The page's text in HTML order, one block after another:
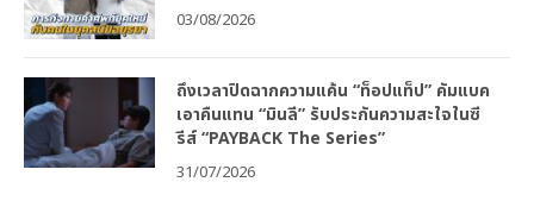
03/08/2026
ถึงเวลาปิดฉากความแค้น “ท็อปแท็ป” คัมแบค
เอาคืนแทน “มินลี” รับประกันความสะใจในซี
รีส์ “PAYBACK The Series”
31/07/2026